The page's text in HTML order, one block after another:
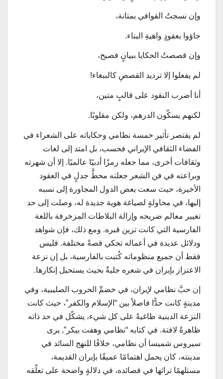
وإن نسجتُ القوافي بمتانة،
جاؤوا بعقودٍ واهيةِ البناء.
وإن قصصتُ الحكايا ببيانٍ فصيح،
لم يفعلوا إلا ترديد القصصِ كالببغاء!
أنا أضرب النقود على قالبٍ متين،
لكنهم يسكّون الدرهم، ولكن مقلوبًا.
لم يقتصر تأثير خمسة نظامي وحكاياته على الشعراء في
الفضاء الثقافي الإيراني فحسب، بل امتد إلى لغات
وثقافات أخرى، مما جعله رمزًا أدبيًا عالميًا. إلا أن شهرته
وبراعته في فن الشعر جعلته محطَّ جدلٍ في العقود
الأخيرة، حيث سعت بعض الدول المجاورة إلى نسبه
إليها، في محاولةٍ لصياغة هوية جديدة له، وصلت إلى حد
تغيير معالم ضريحه وإزالة البلاطات المزخرفة باللغة
الفارسية التي كانت تزين قبره. ومع ذلك، فإن شواهد
ودلائل عديدة في أعماله تحكي قصةً مختلفة. فليس
فقط أن جميع منظوماته كُتبت بالفارسية، بل إن نزعة
الاعتزاز بإيران في شعره جليةٌ بحيث يستحيل إنكارها.
إن حبَّ نظامي لإيران، في خضمِّ الحروب الصليبية، وفي
مدينةٍ كانت حدًّا فاصلاً بين “الإسلام والكفر”، حيث كانت
النزعة الدينية طاغيةً على كل شيء، يشكّل في حد ذاته
ظاهرةً لافتة. في كتابه “نظامي وهفت بيكر”, يرى
سيروس شميسا أن نظامي، خلافًا للنهج السائد في
مدينته، كان يحمل اهتمامًا عميقًا بإيران القديمة،
مستلهمًا تراثها في قصائده، في دلالةٍ واضحة على تعلّقه